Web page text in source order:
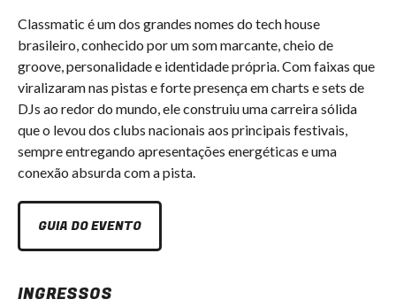
Classmatic é um dos grandes nomes do tech house
brasileiro, conhecido por um som marcante, cheio de
groove, personalidade e identidade própria. Com faixas que
viralizaram nas pistas e forte presença em charts e sets de
DJs ao redor do mundo, ele construiu uma carreira sólida
que o levou dos clubs nacionais aos principais festivais,
sempre entregando apresentações energéticas e uma
conexão absurda com a pista.
GUIA DO EVENTO
INGRESSOS